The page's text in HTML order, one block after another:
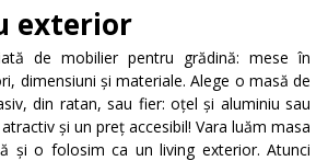
exterior
de mobilier pentru grădină: mese în
dimensiuni și materiale. Alege o masă de
din ratan, sau fier: oțel și aluminiu sau
și un preț accesibil! Vara luăm masa
și o folosim ca un living exterior. Atunci